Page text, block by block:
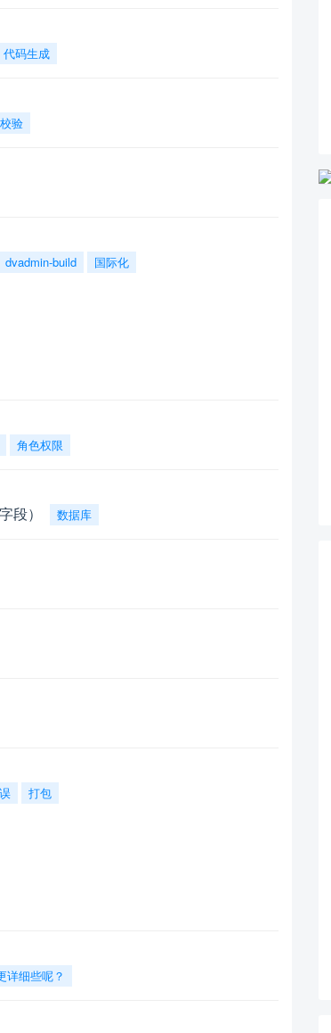
代码生成
验
dvadmin-build 国际化
角色权限
段） 数据库
打包
详细些呢？